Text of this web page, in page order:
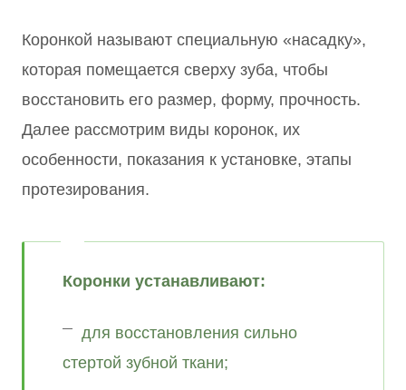
Коронкой называют специальную «насадку»,
которая помещается сверху зуба, чтобы
восстановить его размер, форму, прочность.
Далее рассмотрим виды коронок, их
особенности, показания к установке, этапы
протезирования.
Коронки устанавливают:
для восстановления сильно
стертой зубной ткани;